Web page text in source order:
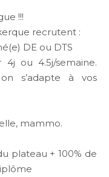
!!!
recrutent :
DE ou DTS
ou 4.5j/semaine.
s’adapte à vos
mammo.
plateau + 100% de